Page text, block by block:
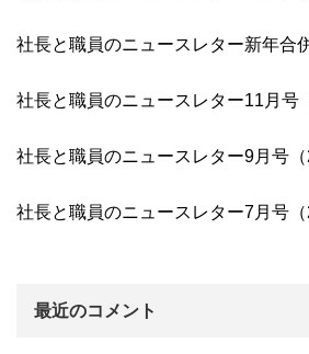
社長と職員のニュースレター新年合
社長と職員のニュースレター11月号
社長と職員のニュースレター9月号（
社長と職員のニュースレター7月号（
最近のコメント